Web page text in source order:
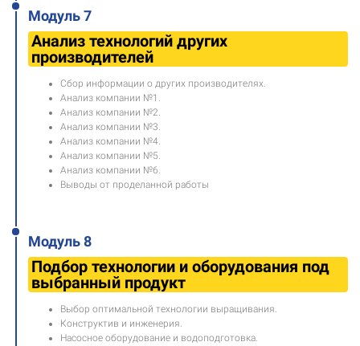
Модуль 7
Анализ технологий других
производителей
Сбор информации о других производителях.
Анализ компании №1.
Анализ компании №2.
Анализ компании №3.
Анализ компании №4.
Анализ компании №5.
Анализ компании №6.
Выводы от проделанной работы
Модуль 8
Подбор технологии и оборудования под
выбранный продукт
Выбор оптимальной технологии выращивания.
Конструктив и инженерия.
Насосное оборудование и водоподготовка.